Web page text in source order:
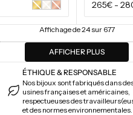
Or Or Or
Prix
régulier
265€ -
Affichage de 24 sur 677
AFFICHER PLUS
ÉTHIQUE & RESPONSABLE
Nos bijoux sont fabriqués dans
usines françaises et américaines,
respectueuses des
et des normes environnementales.